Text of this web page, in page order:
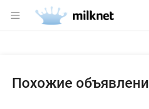
Раздел навигации по
Похожие